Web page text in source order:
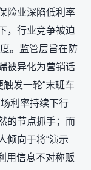
险业深陷低利率
，行业竞争被迫
。监管层旨在防
被异化为营销话
发一轮“末班车
利率持续下行
的节点抓手；而
倾向于将“演示
用信息不对称贩